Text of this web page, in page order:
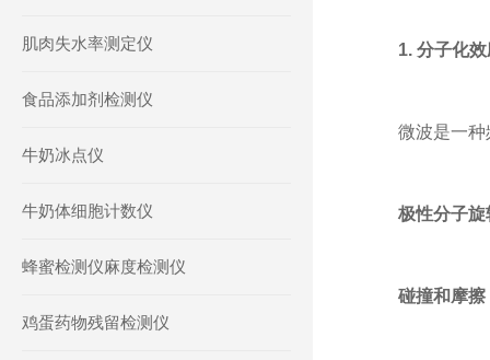
1. 分子化效
微波是一种频
极性分子旋
碰撞和摩擦
肌肉失水率测定仪
食品添加剂检测仪
牛奶冰点仪
牛奶体细胞计数仪
蜂蜜检测仪麻度检测仪
鸡蛋药物残留检测仪